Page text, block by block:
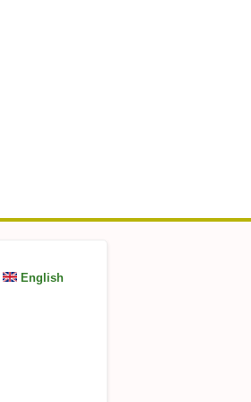
English